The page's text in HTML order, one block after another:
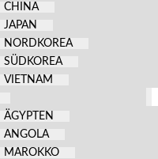
CHINA
JAPAN
NORDKOREA
SÜDKOREA
VIETNAM
ÄGYPTEN
ANGOLA
MAROKKO